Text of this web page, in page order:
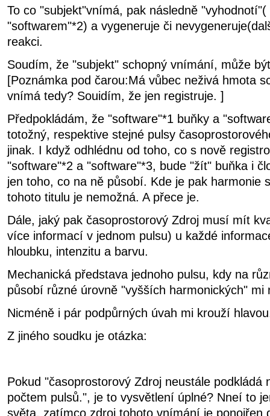
To co "subjekt"vnímá, pak následně
"softwarem"*2) a vygeneruje či
reakci.
Soudím, že "subjekt" schopný vnímání, může
[Poznámka pod čarou:Má vůbec neživá hmota
vnímá tedy? Souidím, že jen registruje. ]
Předpokládám, že "software"*1 buňky a
totožný, respektive stejné pulsy
jinak. I když odhlédnu od toho, co s nově
"software"*2 a "software"*3, bude "žít" buňka i
jen toho, co na ně působí. Kde je pak harmonie
tohoto titulu je nemožná. A přece je.
Dále, jaký pak časoprostorový Zdroj musí mít
více informací v jednom pulsu) u každé
hloubku, intenzitu a barvu.
Mechanická představa jednoho pulsu, kdy na
působí různé úrovně "vyšších harmonických" mi
Nicméně i pár podpůrných úvah mi krouží
Z jiného soudku je otázka:
Pokud "časoprostorový Zdroj neustále podkládá
počtem pulsů.", je to vysvětlení úplné? Nneí to
světa, zatímco zdroj tohoto vnímání je ponoiřen